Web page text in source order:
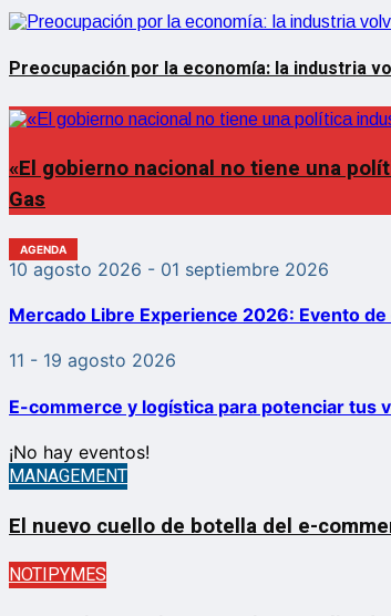
Preocupación por la economía: la industria
«El gobierno nacional no tiene una
Gas
10 agosto 2026 - 01 septiembre 2026
Mercado Libre Experience 2026: Evento
11 - 19 agosto 2026
E-commerce y logística para potenciar tus
¡No hay eventos!
MANAGEMENT
El nuevo cuello de botella del e-
NOTIPYMES